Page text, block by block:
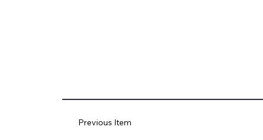
Previous Item